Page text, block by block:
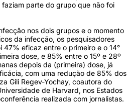
parte do grupo que não foi
nos dois grupos e o momento
da infecção, os pesquisadores
47% eficaz entre o primeiro e o 14°
dose, e 85% entre o 15º e 28º
depois da (primeira) dose, já
com uma redução de 85% dos
Gili Regev-Yochay, coautora do
de Harvard, nos Estados
realizada com jornalistas.